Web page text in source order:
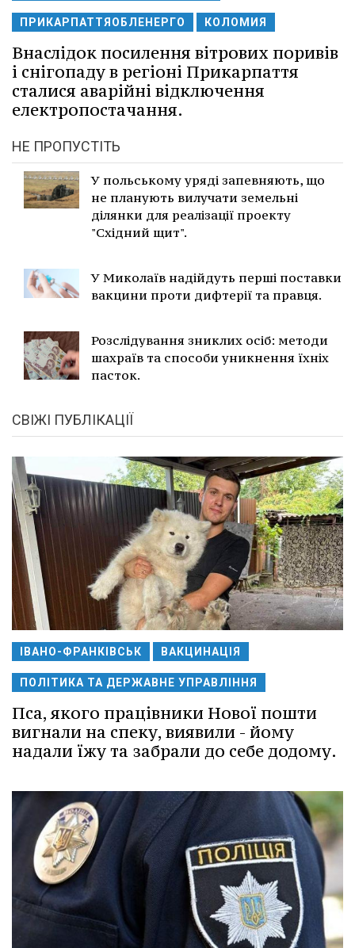
ПРИКАРПАТТЯОБЛЕНЕРГО КОЛОМИЯ
Внаслідок посилення вітрових поривів
і снігопаду в регіоні Прикарпаття
сталися аварійні відключення
електропостачання.
НЕ ПРОПУСТІТЬ
У польському уряді запевняють, що
не планують вилучати земельні
ділянки для реалізації проекту
"Східний щит".
У Миколаїв надійдуть перші поставки
вакцини проти дифтерії та правця.
Розслідування зниклих осіб: методи
шахраїв та способи уникнення їхніх
пасток.
СВІЖІ ПУБЛІКАЦІЇ
ІВАНО-ФРАНКІВСЬК ВАКЦИНАЦІЯ
ПОЛІТИКА ТА ДЕРЖАВНЕ УПРАВЛІННЯ
Пса, якого працівники Нової пошти
вигнали на спеку, виявили - йому
надали їжу та забрали до себе додому.